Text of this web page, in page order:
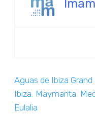
Aguas de Ibiza
Ibiza, Maymanta,
Eulalia